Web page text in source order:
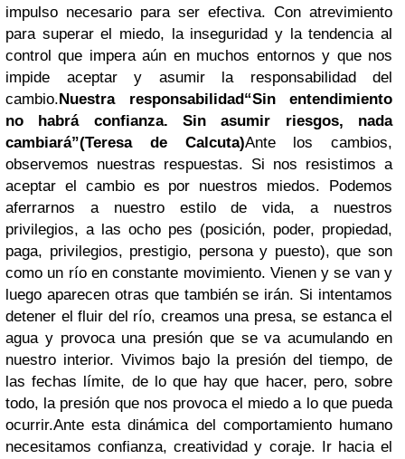
impulso necesario para ser efectiva. Con atrevimiento
para superar el miedo, la inseguridad y la tendencia al
control que impera aún en muchos entornos y que nos
impide aceptar y asumir la responsabilidad del
cambio.Nuestra responsabilidad“Sin entendimiento
no habrá confianza. Sin asumir riesgos, nada
cambiará”(Teresa de Calcuta)Ante los cambios,
observemos nuestras respuestas. Si nos resistimos a
aceptar el cambio es por nuestros miedos. Podemos
aferrarnos a nuestro estilo de vida, a nuestros
privilegios, a las ocho pes (posición, poder, propiedad,
paga, privilegios, prestigio, persona y puesto), que son
como un río en constante movimiento. Vienen y se van y
luego aparecen otras que también se irán. Si intentamos
detener el fluir del río, creamos una presa, se estanca el
agua y provoca una presión que se va acumulando en
nuestro interior. Vivimos bajo la presión del tiempo, de
las fechas límite, de lo que hay que hacer, pero, sobre
todo, la presión que nos provoca el miedo a lo que pueda
ocurrir.Ante esta dinámica del comportamiento humano
necesitamos confianza, creatividad y coraje. Ir hacia el